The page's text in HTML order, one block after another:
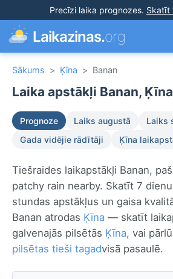
Precīzi laika prognozes. Skatīt
Laikazinas.org
Sākums > Ķīna > Banan
Laika apstākļi Banan,
Prognoze Laiks augustā
Laiks
Gada vidējie rādītāji
Ķīna
Tiešraides laikapstākļi Banan,
patchy rain nearby. Skatīt 7
stundas apstākļus un gaisa
Banan atrodas Ķīna — skatīt
galvenajās pilsētās Ķīna, vai
pilsētas tieši tagadvisā pasaulē.